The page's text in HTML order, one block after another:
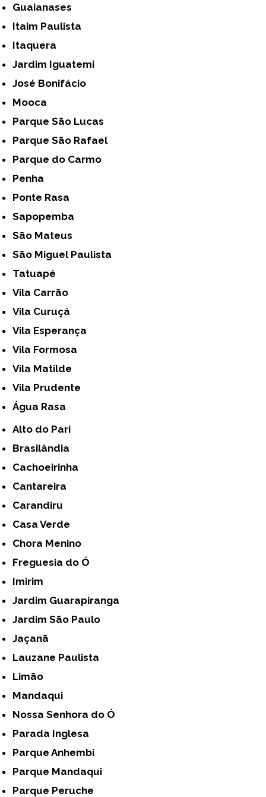
Guaianases
Itaim Paulista
Itaquera
Jardim Iguatemi
José Bonifácio
Mooca
Parque São Lucas
Parque São Rafael
Parque do Carmo
Penha
Ponte Rasa
Sapopemba
São Mateus
São Miguel Paulista
Tatuapé
Vila Carrão
Vila Curuçá
Vila Esperança
Vila Formosa
Vila Matilde
Vila Prudente
Água Rasa
Alto do Pari
Brasilândia
Cachoeirinha
Cantareira
Carandiru
Casa Verde
Chora Menino
Freguesia do Ó
Imirim
Jardim Guarapiranga
Jardim São Paulo
Jaçanã
Lauzane Paulista
Limão
Mandaqui
Nossa Senhora do Ó
Parada Inglesa
Parque Anhembi
Parque Mandaqui
Parque Peruche